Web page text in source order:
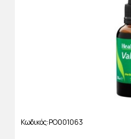
Κωδικός PO001063